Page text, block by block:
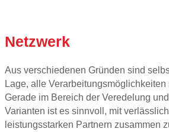
Netzwerk
Aus verschiedenen Gründen sind
Lage, alle
Gerade im Bereich der Veredelung
Varianten ist es sinnvoll, mit
leistungsstarken Partnern zusammen